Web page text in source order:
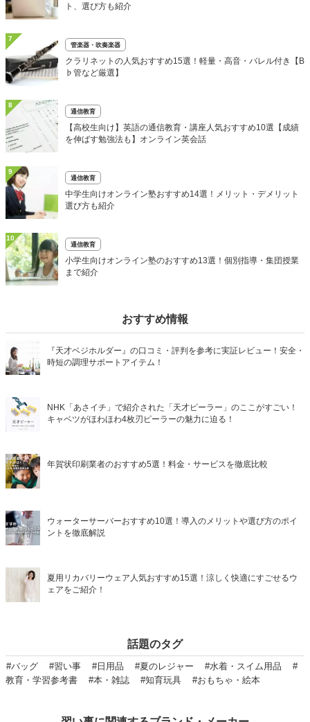
ト、選び方も紹介
7
管楽器・吹奏楽器
クラリネットの人気おすすめ15選！軽量・高音・バレル付き【B
♭管など厳選】
8
通信教育
【高校生向け】英語の通信教育・講座人気おすすめ10選【成績
を伸ばす勉強法も】オンライン英会話
9
通信教育
中学生向けオンライン塾おすすめ14選！メリット・デメリット
選び方も紹介
10
通信教育
小学生向けオンライン塾のおすすめ13選！個別指導・集団授業
まで紹介
おすすめ情報
『天才ベジホルダー』の口コミ・評判を参考に実証レビュー！安全・
時短の調理サポートアイテム！
NHK「あさイチ」で紹介された「天才ピーラー」のここがすごい！
キャベツがほわほわ4枚刃ピーラーの魅力に迫る！
年賀状印刷業者のおすすめ5選！料金・サービスを徹底比較
ウォーターサーバーおすすめ10選！導入のメリットや選び方のポイ
ントを徹底解説
夏用リカバリーウェア人気おすすめ15選！涼しく快適にすごせるウ
ェアをご紹介！
話題のタグ
#バッグ #習い事 #日用品 #夏のレジャー #水着・スイム用品
#
教育・学習参考書
#本・雑誌 #知育玩具 #おもちゃ・絵本